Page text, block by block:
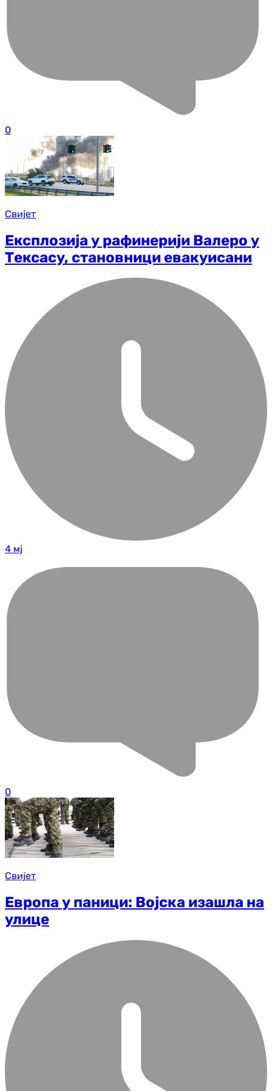
0
Свијет
Експлозија у рафинерији Валеро у
Тексасу, становници евакуисани
4 мј
0
Свијет
Европа у паници: Војска изашла на
улице